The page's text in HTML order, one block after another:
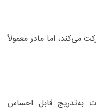
می‌کند، اما مادر معمولاً
به‌تدریج قابل احساس